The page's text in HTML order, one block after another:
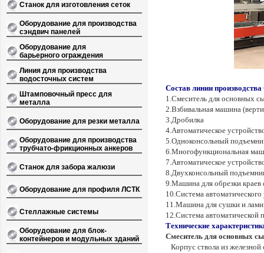
Станок для изготовления сеток
Оборудование для производства
сэндвич панелей
Оборудование для
барьерного ограждения
Линия для производства
водосточных систем
Штамповочный пресс для
металла
Оборудование для резки металла
Оборудование для производства
трубчато-фрикционных анкеров
Станок для забора жалюзи
Оборудование для профиля ЛСТК
Стеллажные системы
Оборудование для блок-
контейнеров и модульных зданий
Состав линии
1.Смеситель для основных
2.Взбивальная машина
3.Дробилка
4.Автоматическое
5.Одноконсольный
6.Многофункциональная
7.Автоматическое
8.Двухконсольный
9.Машина для обрезки
10.Система
11.Машина для сушки и
12.Система автоматической
Технические
Смеситель для основных
Корпус ствола из